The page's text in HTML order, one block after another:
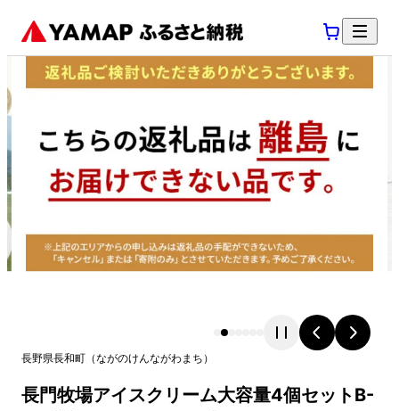
長野県長和町 （ながのけんながわまち ）
長門牧場アイスクリーム大容量4個セットB-